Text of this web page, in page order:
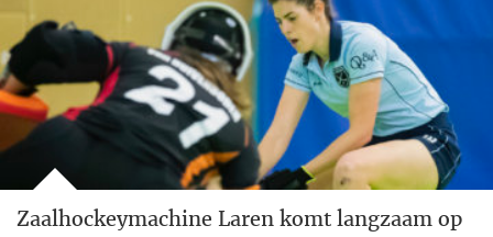
Zaalhockeymachine Laren komt langzaam op